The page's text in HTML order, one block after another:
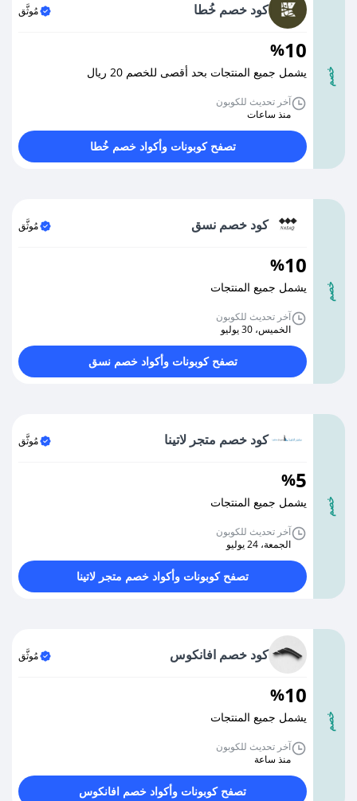
خصم
كود خصم خُطا مُوثَّق
10
%
يشمل جميع المنتجات بحد أقصى للخصم 20 ريال
آخر تحديث للكوبون
منذ ساعات
تصفح كوبونات وأكواد خصم خُطا
خصم
كود خصم نسق مُوثَّق
10
%
يشمل جميع المنتجات
آخر تحديث للكوبون
الخميس، 30 يوليو
تصفح كوبونات وأكواد خصم نسق
خصم
كود خصم متجر لاتينا مُوثَّق
5
%
يشمل جميع المنتجات
آخر تحديث للكوبون
الجمعة، 24 يوليو
تصفح كوبونات وأكواد خصم متجر لاتينا
خصم
كود خصم افانكوس مُوثَّق
10
%
يشمل جميع المنتجات
آخر تحديث للكوبون
منذ ساعة
تصفح كوبونات وأكواد خصم افانكوس